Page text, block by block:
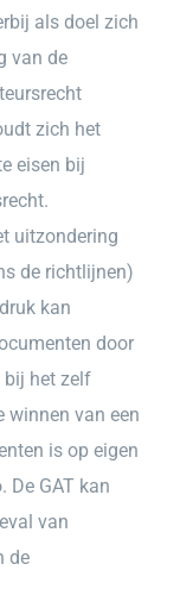
als doel zich
van de
zich het
eisen bij
uitzondering
de richtlijnen)
kan
door
bij het zelf
winnen van een
is op eigen
De GAT kan
van
de